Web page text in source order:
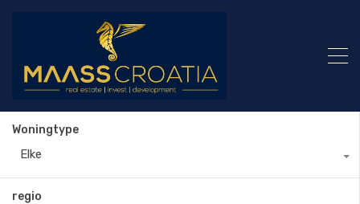
Woningtype
Elke
regio